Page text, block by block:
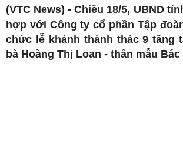
(VTC News) -Chiều 18/5, UBND
hợp với Công ty cổ phần Tập
chức lễ khánh thành thác 9 tầng
bà Hoàng Thị Loan - thân mẫu Bác